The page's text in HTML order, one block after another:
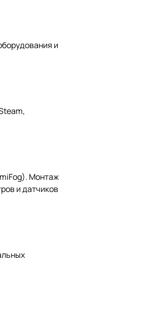
и
Монтаж
и датчиков